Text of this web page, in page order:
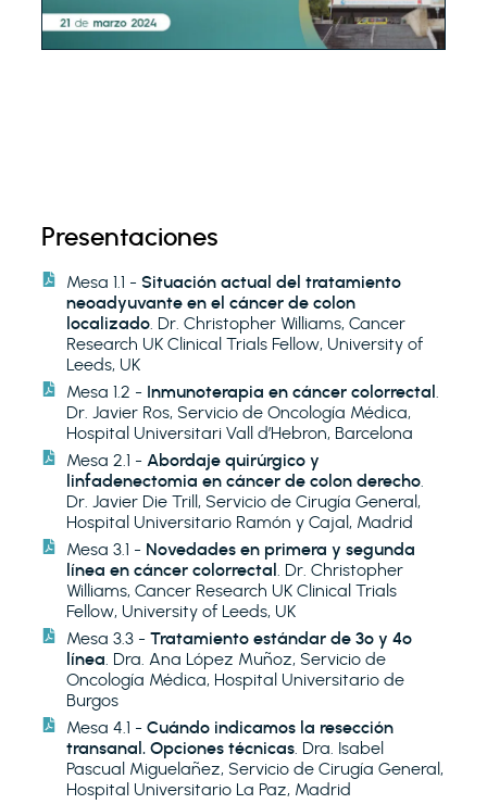
Presentaciones
Mesa 1.1 - Situación actual del tratamiento
neoadyuvante en el cáncer de colon
localizado. Dr. Christopher Williams, Cancer
Research UK Clinical Trials Fellow, University of
Leeds, UK
Mesa 1.2 - Inmunoterapia en cáncer colorrectal.
Dr. Javier Ros, Servicio de Oncología Médica,
Hospital Universitari Vall d’Hebron, Barcelona
Mesa 2.1 - Abordaje quirúrgico y
linfadenectomia en cáncer de colon derecho.
Dr. Javier Die Trill, Servicio de Cirugía General,
Hospital Universitario Ramón y Cajal, Madrid
Mesa 3.1 - Novedades en primera y segunda
línea en cáncer colorrectal. Dr. Christopher
Williams, Cancer Research UK Clinical Trials
Fellow, University of Leeds, UK
Mesa 3.3 - Tratamiento estándar de 3º y 4º
línea. Dra. Ana López Muñoz, Servicio de
Oncología Médica, Hospital Universitario de
Burgos
Mesa 4.1 - Cuándo indicamos la resección
transanal. Opciones técnicas. Dra. Isabel
Pascual Miguelañez, Servicio de Cirugía General,
Hospital Universitario La Paz, Madrid